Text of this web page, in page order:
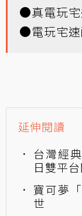
●真電玩
●電玩宅
延伸閱讀
台灣經
日雙平
寶可夢
世